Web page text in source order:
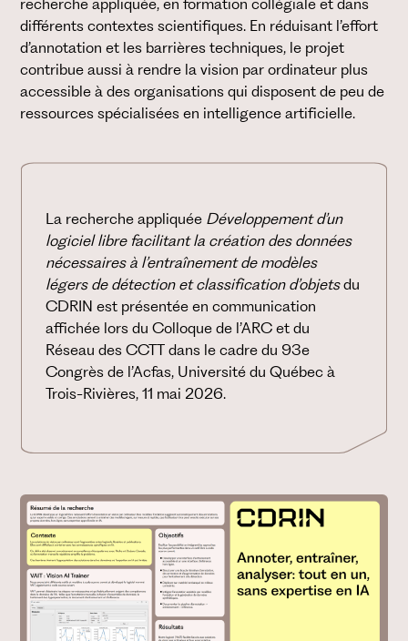
recherche appliquée, en formation collégiale et dans
différents contextes scientifiques. En réduisant l’effort
d’annotation et les barrières techniques, le projet
contribue aussi à rendre la vision par ordinateur plus
accessible à des organisations qui disposent de peu de
ressources spécialisées en intelligence artificielle.
La recherche appliquée Développement d’un
logiciel libre facilitant la création des données
nécessaires à l’entraînement de modèles
légers de détection et classification d’objetsdu
CDRIN est présentée en communication
affichée lors du Colloque de l’ARC et du
Réseau des CCTT dans le cadre du 93e
Congrès de l’Acfas, Université du Québec à
Trois-Rivières, 11 mai 2026.